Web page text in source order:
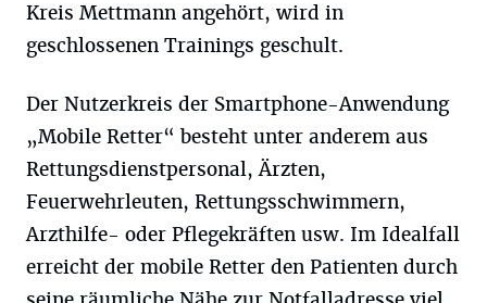
Kreis Mettmann angehört, wird in
geschlossenen Trainings geschult.
Der Nutzerkreis der Smartphone-Anwendung
„Mobile Retter“ besteht unter anderem aus
Rettungsdienstpersonal, Ärzten,
Feuerwehrleuten, Rettungsschwimmern,
Arzthilfe- oder Pflegekräften usw. Im Idealfall
erreicht der mobile Retter den Patienten durch